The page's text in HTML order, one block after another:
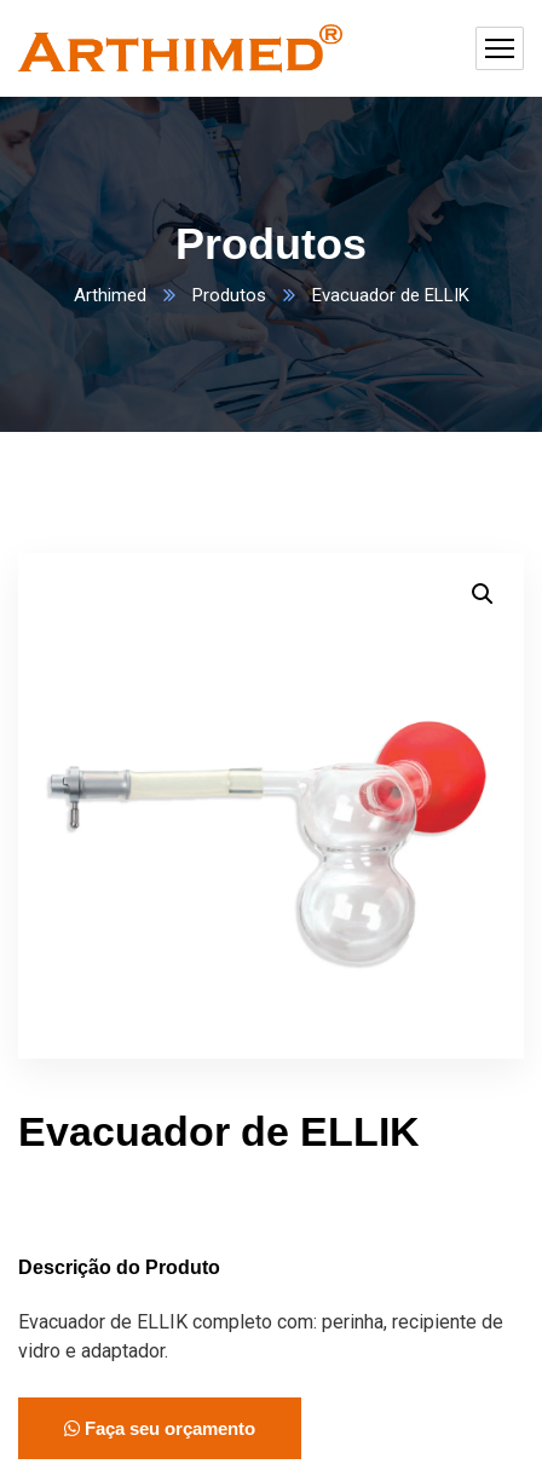
Produtos
Arthimed Produtos Evacuador de ELLIK
Evacuador de ELLIK
Descrição do Produto
Evacuador de ELLIK completo com: perinha, recipiente de
vidro e adaptador.
Faça seu orçamento